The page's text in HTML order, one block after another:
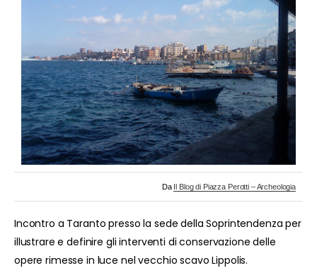
Da Il Blog di Piazza Perotti – Archeologia
Incontro a Taranto presso la sede della Soprintendenza per
illustrare e definire gli interventi di conservazione delle
opere rimesse in luce nel vecchio scavo Lippolis.